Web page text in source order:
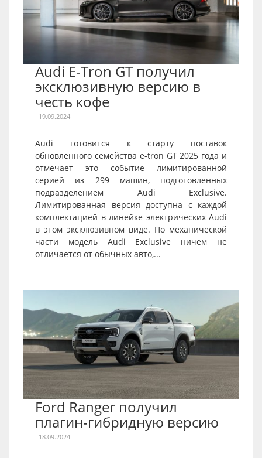
Audi E-Tron GT получил
эксклюзивную версию в
честь кофе
19.09.2024
Audi готовится к старту поставок
обновленного семейства e-tron GT 2025 года и
отмечает это событие лимитированной
серией из 299 машин, подготовленных
подразделением Audi Exclusive.
Лимитированная версия доступна с каждой
комплектацией в линейке электрических Audi
в этом эксклюзивном виде. По механической
части модель Audi Exclusive ничем не
отличается от обычных авто,...
Ford Ranger получил
плагин-гибридную версию
18.09.2024